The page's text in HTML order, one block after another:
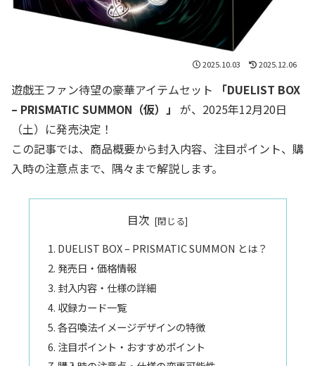
2025.10.03 2025.12.06
遊戯王ファン待望の豪華アイテムセット
「DUELIST BOX
– PRISMATIC SUMMON（仮）」 が、2025年12月20日
（土）に発売決定！
この記事では、商品概要から封入内容、注目ポイント、購
入時の注意点まで、隅々まで解説します。
目次
DUELIST BOX – PRISMATIC SUMMON とは？
発売日・価格情報
封入内容・仕様の詳細
収録カード一覧
各召喚法イメージデザインの特徴
注目ポイント・おすすめポイント